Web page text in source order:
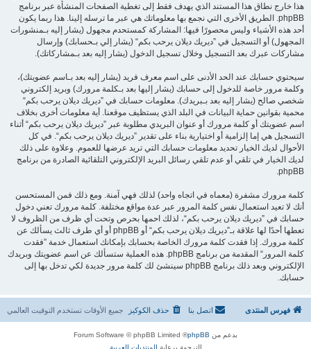
هذا خارج نطاق هذا المستند الذي يهدف فقط إلى تغطية الصفحات المنشأة عبر برنامج
phpBB. الطريق الأخرى التي نجمع بها معلوماتك هي عبر ما ترسله إلينا. هذا ربما يكون
أحد هذه الأشياء وليس محصورًا فيها: المشاركة كمستحدم مجهول (يشار إليه بـمنشورات
المجهول) أو التسجيل في ”ديريك ديلان يرحب بكم“ (يشار إلي بـحسابك) وإرسال
مشاركات عبرك بعد التسجيل وخلال تسجيل الدخول (يشار إليه بعد بـمشاركاتك).
سيحتوي حسابك عند الحد الأدنى على اسم معرف فريد (يشار إليه بعد بـاسم عضويتك)،
وكلمة مرور خاصة للدخول إلى حسابك (يشار إليها بعد بـكلمة مرورك) وبريد إلكتروني
شخصي صالح (يشار إليه بعد بـبريدك). معلومات حسابك في ”ديريك ديلان يرحب بكم“
محمية بقوانين حماية البيانات في البلد الذي يستظيف موقعنا. أية معلومات أخرى بخلاف
اسم عضويتك أو كلمة مرورك أو عنوان البريدي مطلوبة عبر ”ديريك ديلان يرحب بكم“ أثناء
التسجيل هي إما إلزامية أو اختيارية بناء على تقدير ”ديريك ديلان يرحب بكم“. في كل
الأحوال لديك الخيار تحديد معلومات حسابك التي تريد عرضها للعموم. وعلاوة على ذلك
لديك الخيار في تلقي أو عدم تلقي رسائل البريد الإلكتروني التلقائية الصادرة من برنامج
phpBB.
كلمة مرورك مشفرة (معماه في اتجاه واحد) لذلك فهي آمنة. ومع ذلك فمن المستحسن
أنك لا تعيد استعمال نفس كلمة المرور عبر عدة مواقع مختلفة. كلمة مرورك تعني دخول
حسابك في ”ديريك ديلان يرحب بكم“، لذلك احمها بحرص وتحت أي ظرف من الظروف لا
تعطها أحدًا لها علاقة بـ”ديريك ديلان يرحب بكم“ أو phpBB أو أي طرف ثالث يسألك عن
كلمة مرورك. إذا فقدت كلمة مرورك الخاصة بحسابك بإمكانك استعمال خدمة ”فقدت
كلمة المرور“ المقدمة من برنامج phpBB. هذه العملية ستسألك عن اسم عضويتك وبريدك
الإلكتروني وبعد ذلك برنامج phpBB سينشئ لك كلمة مرور جديدة لكي تدخل بها إلى
حسابك.
فهرس المنتدى جميع الأوقات تستخدم التوقيت العالمي حذف الكوكيز اتصل بنا
بدعم من phpBB
® Forum Software © phpBB Limited
الترجمة برعاية المنتديات العربية